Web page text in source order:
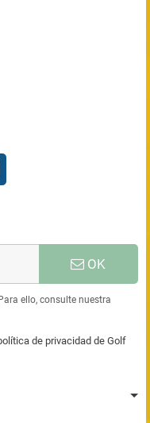
OK
ello, consulte nuestra
de privacidad de Golf